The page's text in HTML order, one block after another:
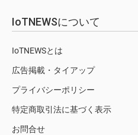
IoTNEWSについて
IoTNEWSとは
広告掲載・タイアップ
プライバシーポリシー
特定商取引法に基づく表示
お問合せ